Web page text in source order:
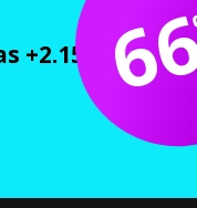
+2.150 cursos